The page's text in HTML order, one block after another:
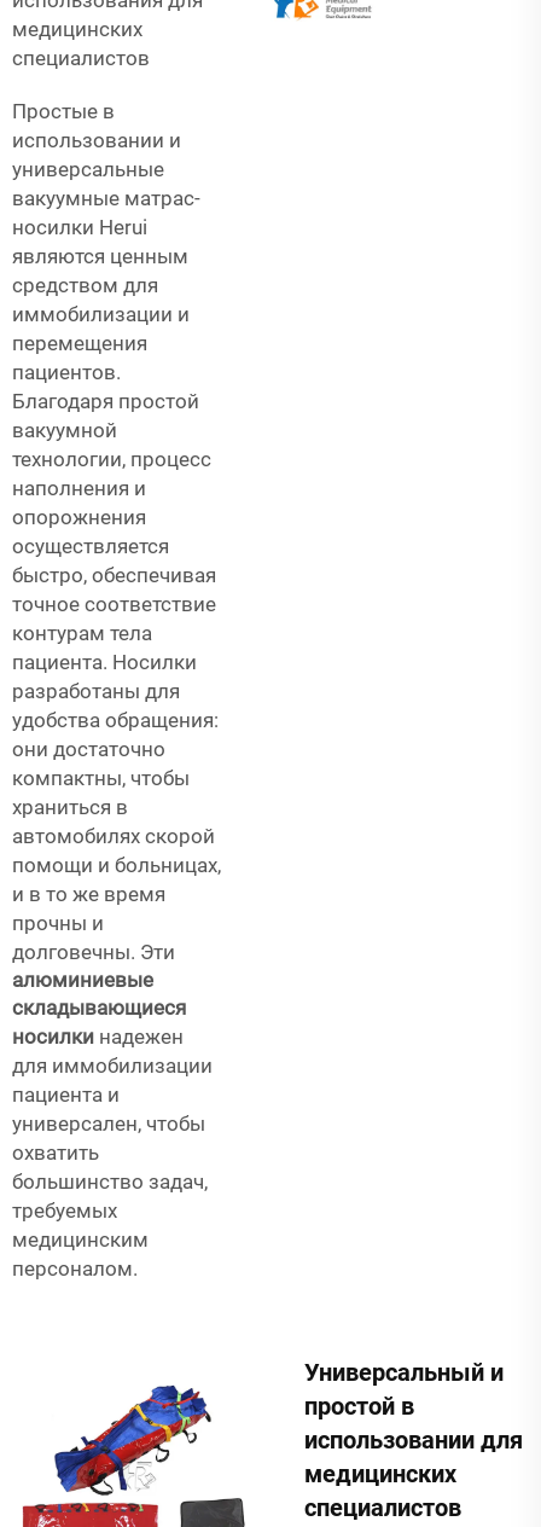
медицинских
специалистов
Простые в
использовании и
универсальные
вакуумные матрас-
носилки Herui
являются ценным
средством для
иммобилизации и
перемещения
пациентов.
Благодаря простой
вакуумной
технологии, процесс
наполнения и
опорожнения
осуществляется
быстро, обеспечивая
точное соответствие
контурам тела
пациента. Носилки
разработаны для
удобства обращения:
они достаточно
компактны, чтобы
храниться в
автомобилях скорой
помощи и больницах,
и в то же время
прочны и
долговечны. Эти
алюминиевые
складывающиеся
носилки надежен
для иммобилизации
пациента и
универсален, чтобы
охватить
большинство задач,
требуемых
медицинским
персоналом.
Универсальный и
простой в
использовании для
медицинских
специалистов